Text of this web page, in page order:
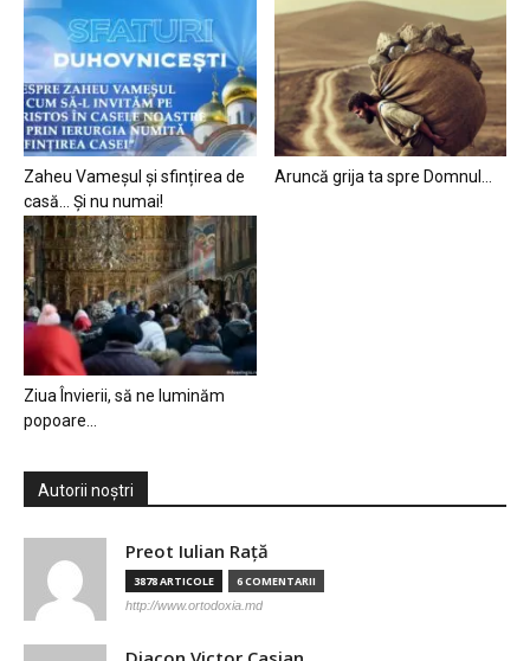
Zaheu Vameșul și sfințirea de
casă… Și nu numai!
Aruncă grija ta spre Domnul…
Ziua Învierii, să ne luminăm
popoare…
Autorii noștri
Preot Iulian Raţă
3878 ARTICOLE 6 COMENTARII
http://www.ortodoxia.md